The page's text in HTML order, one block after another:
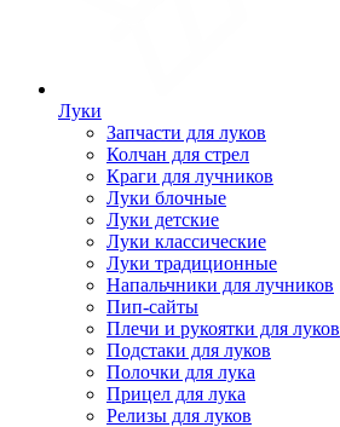
Луки
Запчасти для луков
Колчан для стрел
Краги для лучников
Луки блочные
Луки детские
Луки классические
Луки традиционные
Напальчники для лучников
Пип-сайты
Плечи и рукоятки для луков
Подстаки для луков
Полочки для лука
Прицел для лука
Релизы для луков